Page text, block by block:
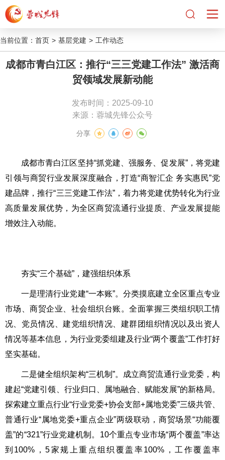
当前位置： 首页 > 基层党建 > 工作动态
成都市青白江区：推行“三三党建工作法” 激活商
贸领域发展新动能
发布时间：2025-09-10
来源：蓉城先锋公众号
分享
成都市青白江区坚持“抓党建、强服务、促发展”，将党建
引领与商贸行业发展深度融合，打造“商智汇企 务实惠民”党
建品牌，推行“三三党建工作法”，着力将党建优势转化为行业
高质量发展优势，为全区商贸流通行业提质、产业发展提能
增效注入动能。
夯实“三个基础”，建强组织体系
一是理清行业党建“一本账”。分类摸底建立全区重点专业
市场、商贸企业、社会组织台账。全面掌握三类组织职工情
况、党员情况、建党组织情况、建群团组织情况以及出资人
情况等基本信息，为行业党委组建及行业“两个覆盖”工作打好
坚实基础。
二是健全组织架构“三机制”。成立商贸流通行业党委，构
建起“党建引领、行业归口、属地融合、赋能发展”的新格局。
探索建立重点行业“行业党委+协会支部+属地党委”三级共管、
普通行业“属地党委+重点企业”两级联动，商贸场景“功能覆
盖”的“321”行业党建机制。10个重点专业市场“两个覆盖”率达
到100%，5家规上重点组织覆盖率100%，工作覆盖率